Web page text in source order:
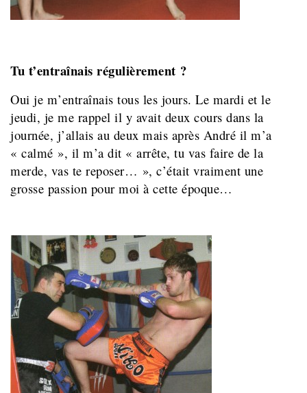
Tu t’entraînais régulièrement ?
Oui je m’entraînais tous les jours. Le mardi et le
jeudi, je me rappel il y avait deux cours dans la
journée, j’allais au deux mais après André il m’a
« calmé », il m’a dit « arrête, tu vas faire de la
merde, vas te reposer… », c’était vraiment une
grosse passion pour moi à cette époque…